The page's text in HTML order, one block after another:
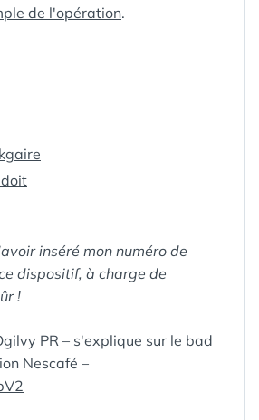
de l'opération.
inséré mon numéro de
dispositif, à charge de
!
PR – s'explique sur le bad
Nescafé –